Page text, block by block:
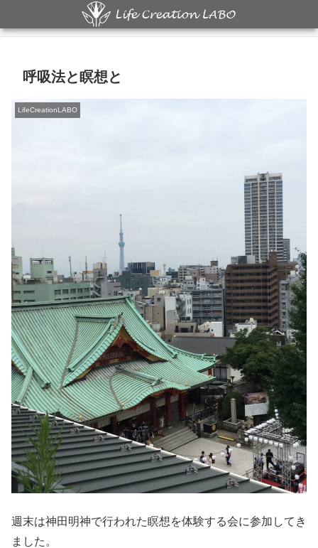
呼吸法と瞑想と
LifeCreationLABO
週末は神田明神で行われた瞑想を体験する会に参加してき
ました。